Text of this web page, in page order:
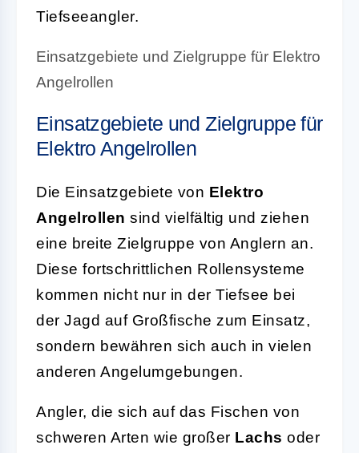
Tiefseeangler.
Einsatzgebiete und Zielgruppe für Elektro
Angelrollen
Einsatzgebiete und Zielgruppe für
Elektro Angelrollen
Die Einsatzgebiete von Elektro
Angelrollen sind vielfältig und ziehen
eine breite Zielgruppe von Anglern an.
Diese fortschrittlichen Rollensysteme
kommen nicht nur in der Tiefsee bei
der Jagd auf Großfische zum Einsatz,
sondern bewähren sich auch in vielen
anderen Angelumgebungen.
Angler, die sich auf das Fischen von
schweren Arten wie großer Lachs oder